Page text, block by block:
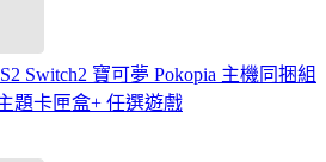
Switch2 寶可夢 Pokopia 主機同捆組
題卡匣盒+ 任選遊戲